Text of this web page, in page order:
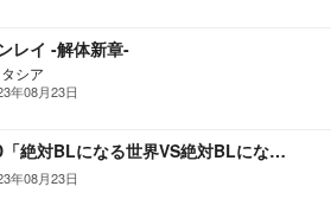
レイ -解体新章-
シア
年08月23日
ドラマCD「絶対BLになる世界VS絶対BLになりたくない男」4
年08月23日